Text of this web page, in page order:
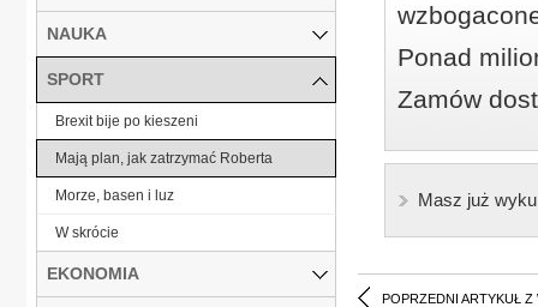
Ponad
Zamów
Masz już
POPRZEDNI ARTYKUŁ Z
NAUKA
SPORT
Brexit bije po kieszeni
Mają plan, jak zatrzymać Roberta
Morze, basen i luz
W skrócie
EKONOMIA